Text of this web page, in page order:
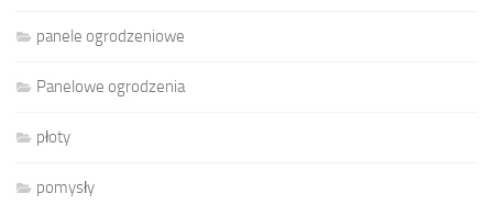
panele ogrodzeniowe
Panelowe ogrodzenia
płoty
pomysły